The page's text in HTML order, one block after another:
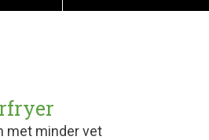
met minder vet